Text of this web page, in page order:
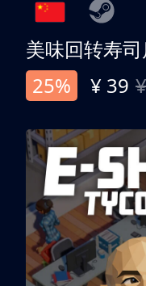
美味回转寿
25%
¥ 39